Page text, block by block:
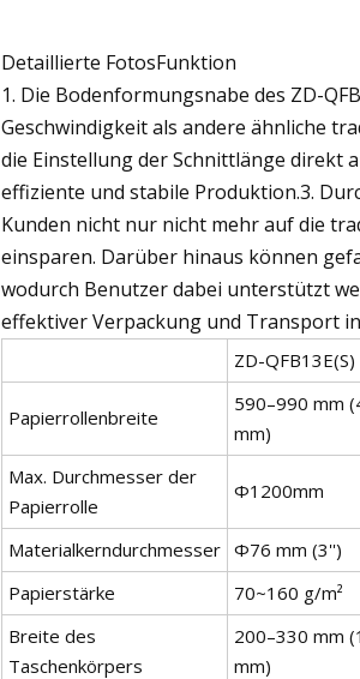
Detaillierte FotosFunktion
1. Die Bodenformungsnabe des ZD-
Geschwindigkeit als andere ähnliche
die Einstellung der Schnittlänge direkt
effiziente und stabile Produktion.3.
Kunden nicht nur nicht mehr auf die
einsparen. Darüber hinaus können
wodurch Benutzer dabei unterstützt
effektiver Verpackung und Transport
ZD-QFB13E(S)
Papierrollenbreite
590–990 mm
mm)
Max. Durchmesser der
Papierrolle
Φ1200mm
Materialkerndurchmesser Φ76 mm (3'')
Papierstärke
70~160 g/m²
Breite des
Taschenkörpers
200–330 mm
mm)